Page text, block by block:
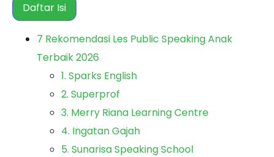
Daftar Isi
7 Rekomendasi Les Public Speaking Anak
Terbaik 2026
1. Sparks English
2. Superprof
3. Merry Riana Learning Centre
4. Ingatan Gajah
5. Sunarisa Speaking School